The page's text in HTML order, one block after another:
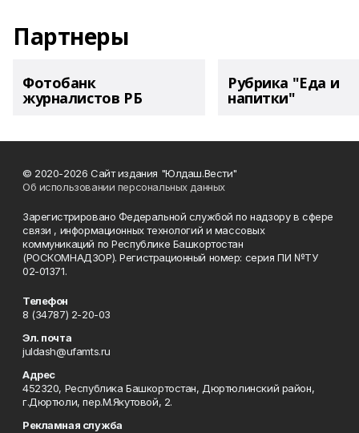
Партнеры
Фотобанк
журналистов РБ
Рубрика "Еда и
напитки"
© 2020-2026 Сайт издания "Юлдаш.Вести"
Об использовании персональных данных
Зарегистрировано Федеральной службой по надзору в сфере
связи , информационных технологий и массовых
коммуникаций по Республике Башкортостан
(РОСКОМНАДЗОР). Регистрационный номер: серия ПИ №ТУ
02-01371.
Телефон
8 (34787) 2-20-03
Эл. почта
juldash@ufamts.ru
Адрес
452320, Республика Башкортостан, Дюртюлинский район,
г.Дюртюли, пер.М.Якутовой, 2.
Рекламная служба